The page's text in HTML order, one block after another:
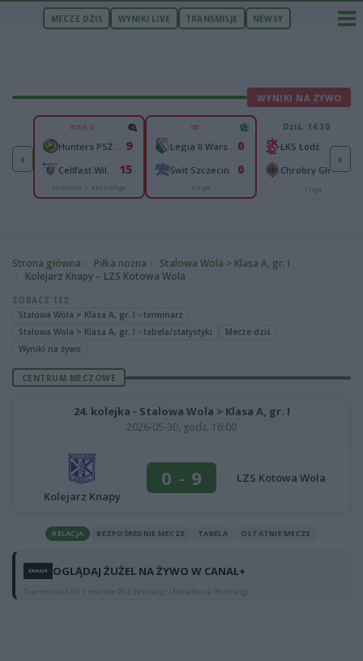
MECZE DZIŚ WYNIKI LIVE TRANSMISJE NEWSY
WYNIKI NA ŻYWO
‹
2
4
BIEG V
9
15
Metalkas 2. Ekstraliga
18'
0
Świt Szczecin 0
II liga
Dziś, 14:30
ŁKS Łódź
Chrobry Głogów
I liga
›
Strona główna Piłka nożna
Stalowa Wola > Klasa A, gr. I
Kolejarz Knapy – LZS Kotowa Wola
ZOBACZ TEŻ
Stalowa Wola > Klasa A, gr. I - terminarz
Stalowa Wola > Klasa A, gr. I - tabela/statystyki
Mecze dziś
Wyniki na żywo
CENTRUM MECZOWE
24. kolejka - Stalowa Wola > Klasa A, gr. I
2026-05-30, godz. 16:00
Kolejarz Knapy
0 - 9 LZS Kotowa Wola
RELACJA BEZPOŚREDNIE MECZE TABELA OSTATNIE MECZE
OGLĄDAJ ŻUŻEL NA ŻYWO W CANAL+
Transmisje LIVE z meczów PGE Ekstraligi i Metalkas 2. Ekstraligi